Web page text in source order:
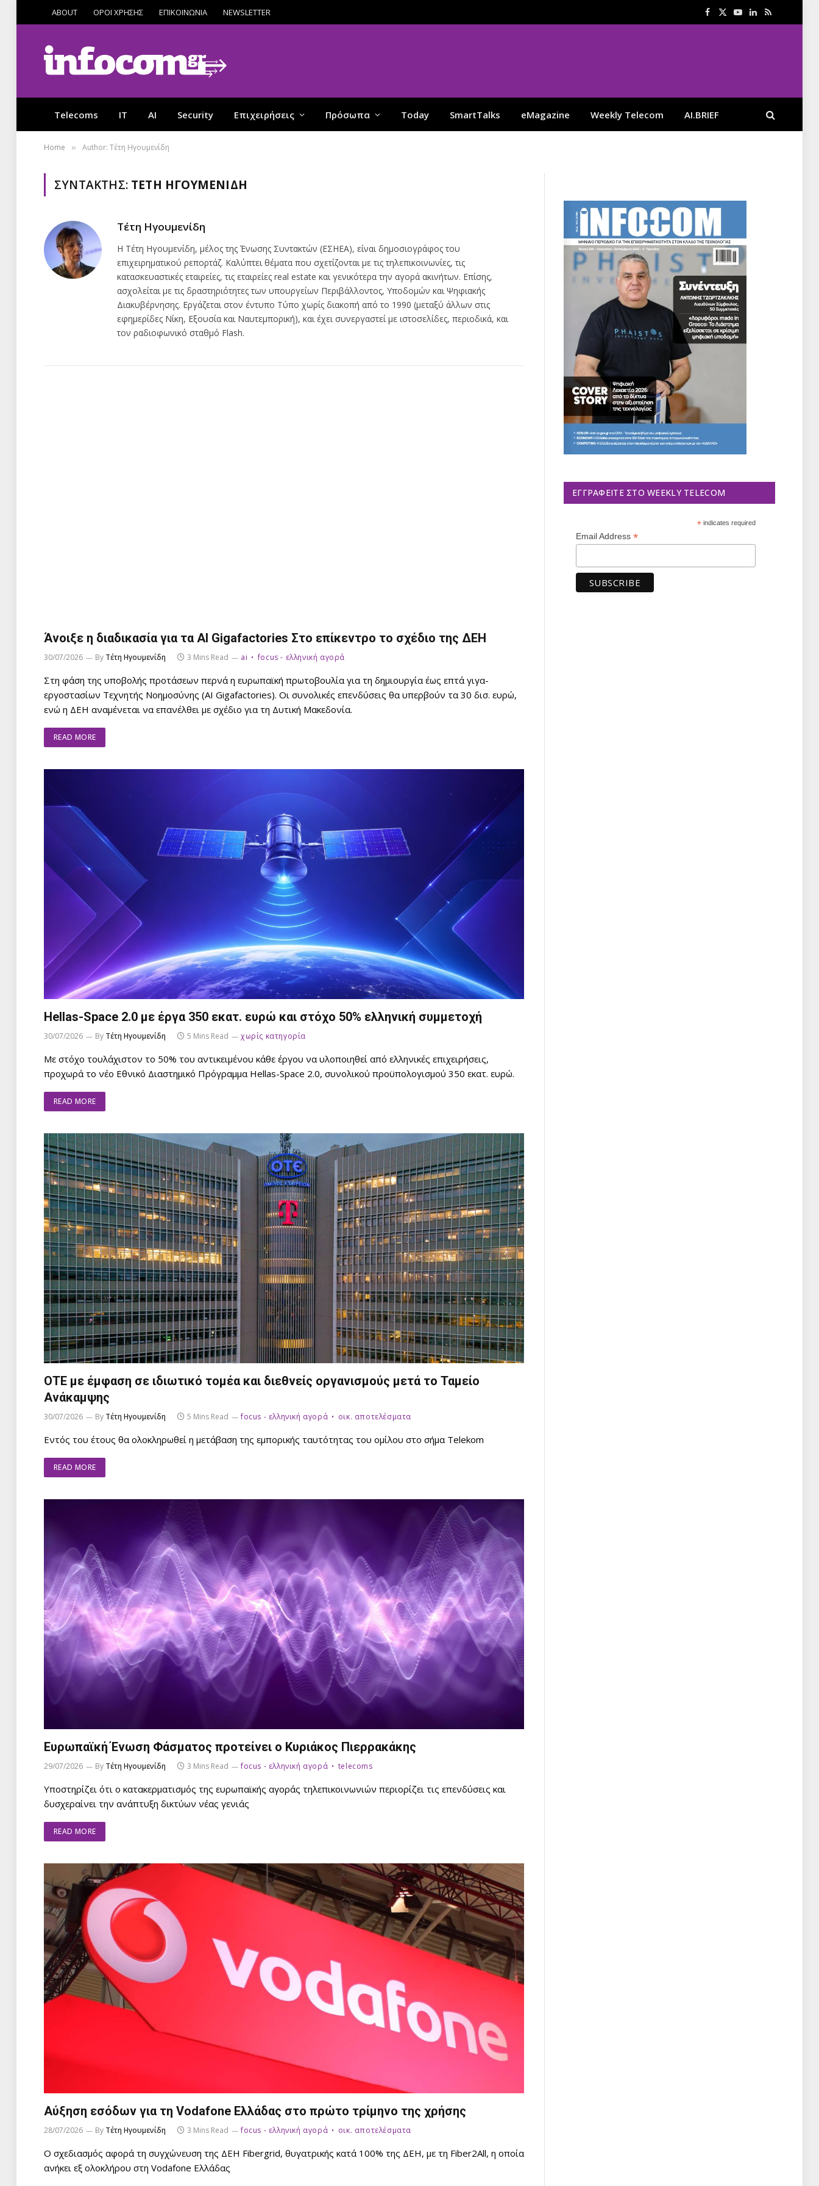
ABOUT ΟΡΟΙ ΧΡΗΣΗΣ ΕΠΙΚΟΙΝΩΝΙΑ NEWSLETTER Facebook
X
YouTube
LinkedIn
RSS
Telecoms IT AI Security Επιχειρήσεις Πρόσωπα Today SmartTalks eMagazine Weekly Telecom AI.BRIEF
Home » Author: Τέτη Ηγουμενίδη
ΣΥΝΤΆΚΤΗΣ: ΤΈΤΗ ΗΓΟΥΜΕΝΊΔΗ
Τέτη Ηγουμενίδη
Η Τέτη Ηγουμενίδη, μέλος της Ένωσης Συντακτών (ΕΣΗΕΑ), είναι δημοσιογράφος του
επιχειρηματικού ρεπορτάζ. Καλύπτει θέματα που σχετίζονται με τις τηλεπικοινωνίες, τις
κατασκευαστικές εταιρείες, τις εταιρείες real estate και γενικότερα την αγορά ακινήτων. Επίσης,
ασχολείται με τις δραστηριότητες των υπουργείων Περιβάλλοντος, Υποδομών και Ψηφιακής
Διακυβέρνησης. Εργάζεται στον έντυπο Τύπο χωρίς διακοπή από το 1990 (μεταξύ άλλων στις
εφημερίδες Νίκη, Εξουσία και Ναυτεμπορική), και έχει συνεργαστεί με ιστοσελίδες, περιοδικά, και
τον ραδιοφωνικό σταθμό Flash.
Άνοιξε η διαδικασία για τα AI Gigafactories Στο επίκεντρο το σχέδιο της ΔΕΗ
30/07/2026 By Τέτη Ηγουμενίδη 3 Mins Read ai focus - ελληνική αγορά
Στη φάση της υποβολής προτάσεων περνά η ευρωπαϊκή πρωτοβουλία για τη δημιουργία έως επτά γιγα-
εργοστασίων Τεχνητής Νοημοσύνης (AI Gigafactories). Οι συνολικές επενδύσεις θα υπερβούν τα 30 δισ. ευρώ,
ενώ η ΔΕΗ αναμένεται να επανέλθει με σχέδιο για τη Δυτική Μακεδονία.
READ MORE
Hellas-Space 2.0 με έργα 350 εκατ. ευρώ και στόχο 50% ελληνική συμμετοχή
30/07/2026 By Τέτη Ηγουμενίδη 5 Mins Read χωρίς κατηγορία
Με στόχο τουλάχιστον το 50% του αντικειμένου κάθε έργου να υλοποιηθεί από ελληνικές επιχειρήσεις,
προχωρά το νέο Εθνικό Διαστημικό Πρόγραμμα Hellas-Space 2.0, συνολικού προϋπολογισμού 350 εκατ. ευρώ.
READ MORE
ΟΤΕ με έμφαση σε ιδιωτικό τομέα και διεθνείς οργανισμούς μετά το Ταμείο
Ανάκαμψης
30/07/2026 By Τέτη Ηγουμενίδη 5 Mins Read focus - ελληνική αγορά οικ. αποτελέσματα
Εντός του έτους θα ολοκληρωθεί η μετάβαση της εμπορικής ταυτότητας του ομίλου στο σήμα Telekom
READ MORE
Ευρωπαϊκή Ένωση Φάσματος προτείνει ο Κυριάκος Πιερρακάκης
29/07/2026 By Τέτη Ηγουμενίδη 3 Mins Read focus - ελληνική αγορά telecoms
Υποστηρίζει ότι ο κατακερματισμός της ευρωπαϊκής αγοράς τηλεπικοινωνιών περιορίζει τις επενδύσεις και
δυσχεραίνει την ανάπτυξη δικτύων νέας γενιάς
READ MORE
Αύξηση εσόδων για τη Vodafone Ελλάδας στο πρώτο τρίμηνο της χρήσης
28/07/2026 By Τέτη Ηγουμενίδη 3 Mins Read focus - ελληνική αγορά οικ. αποτελέσματα
Ο σχεδιασμός αφορά τη συγχώνευση της ΔΕΗ Fibergrid, θυγατρικής κατά 100% της ΔΕΗ, με τη Fiber2All, η οποία
ανήκει εξ ολοκλήρου στη Vodafone Ελλάδας
ΕΓΓΡΑΦΕΊΤΕ ΣΤΟ WEEKLY TELECOM
*indicates required
Email Address *